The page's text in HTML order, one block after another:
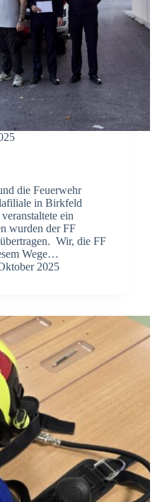
die Feuerwehr
in Birkfeld
ein
wurden der FF
Wir, die FF
Wege…
2025